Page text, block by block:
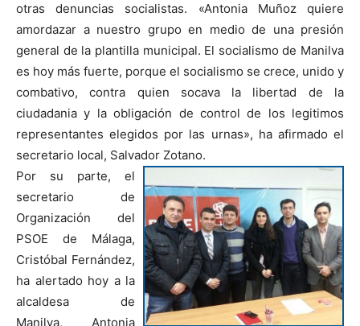
otras denuncias socialistas. «Antonia Muñoz quiere
amordazar a nuestro grupo en medio de una presión
general de la plantilla municipal. El socialismo de Manilva
es hoy más fuerte, porque el socialismo se crece, unido y
combativo, contra quien socava la libertad de la
ciudadania y la obligación de control de los legitimos
representantes elegidos por las urnas», ha afirmado el
secretario local, Salvador Zotano.
Por su parte, el
secretario de
Organización del
PSOE de Málaga,
Cristóbal Fernández,
ha alertado hoy a la
alcaldesa de
Manilva, Antonia